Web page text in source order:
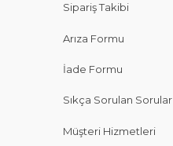
Sipariş Takibi
Arıza Formu
İade Formu
Sıkça Sorulan Sorular
Müşteri Hizmetleri